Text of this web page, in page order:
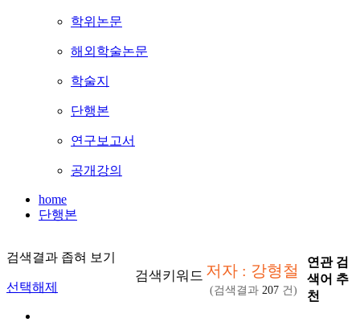
학위논문
해외학술논문
학술지
단행본
연구보고서
공개강의
home
단행본
검색결과 좁혀 보기
선택해제
검색키워드 저자 : 강형철
(검색결과 207 건)
연관 검
색어 추
천